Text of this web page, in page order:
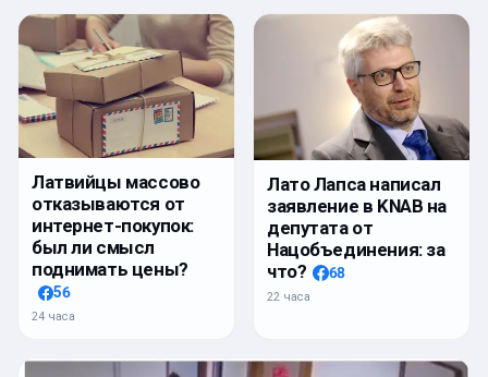
Латвийцы массово
отказываются от
интернет-покупок:
был ли смысл
поднимать цены?
56
24 часа
Лато Лапса написал
заявление в KNAB на
депутата от
Нацобъединения: за
что?
68
22 часа